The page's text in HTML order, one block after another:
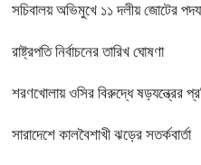
সচিবালয় অভিমুখে ১১ দলীয় জোটের
রাষ্ট্রপতি নির্বাচনের তারিখ ঘোষণা
শরণখোলায় ওসির বিরুদ্ধে ষড়যন্ত্রের
সারাদেশে কালবৈশাখী ঝড়ের সতর্কবার্তা